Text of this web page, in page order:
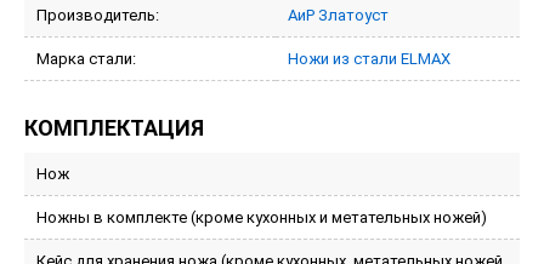
Производитель: АиР Златоуст
Марка стали: Ножи из стали ELMAX
КОМПЛЕКТАЦИЯ
Нож
Ножны в комплекте (кроме кухонных и метательных ножей)